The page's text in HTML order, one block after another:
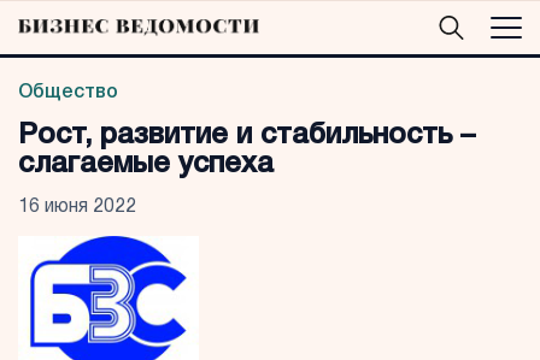
Общество
Рост, развитие и стабильность –
слагаемые успеха
16 июня 2022